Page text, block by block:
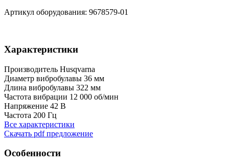
Артикул оборудования: 9678579-01
Характеристики
Производитель Husqvarna
Диаметр вибробулавы 36 мм
Длина вибробулавы 322 мм
Частота вибрации 12 000 об/мин
Напряжение 42 В
Частота 200 Гц
Все характеристики
Скачать pdf предложение
Особенности